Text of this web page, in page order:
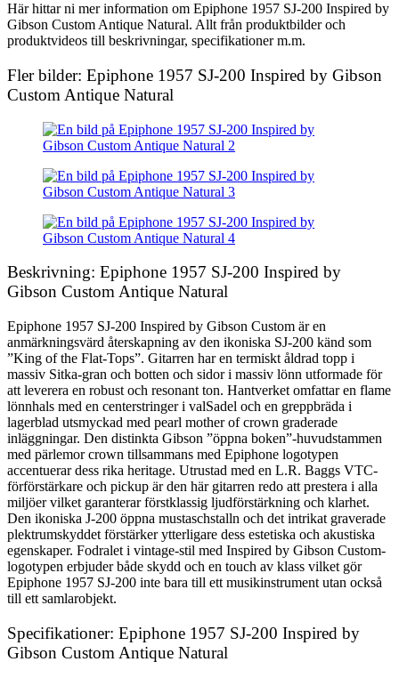
Här hittar ni mer information om Epiphone 1957 SJ-200 Inspired by
Gibson Custom Antique Natural. Allt från produktbilder och
produktvideos till beskrivningar, specifikationer m.m.
Fler bilder: Epiphone 1957 SJ-200 Inspired by Gibson
Custom Antique Natural
Beskrivning: Epiphone 1957 SJ-200 Inspired by
Gibson Custom Antique Natural
Epiphone 1957 SJ-200 Inspired by Gibson Custom är en
anmärkningsvärd återskapning av den ikoniska SJ-200 känd som
”King of the Flat-Tops”. Gitarren har en termiskt åldrad topp i
massiv Sitka-gran och botten och sidor i massiv lönn utformade för
att leverera en robust och resonant ton. Hantverket omfattar en flame
lönnhals med en centerstringer i valSadel och en greppbräda i
lagerblad utsmyckad med pearl mother of crown graderade
inläggningar. Den distinkta Gibson ”öppna boken”-huvudstammen
med pärlemor crown tillsammans med Epiphone logotypen
accentuerar dess rika heritage. Utrustad med en L.R. Baggs VTC-
förförstärkare och pickup är den här gitarren redo att prestera i alla
miljöer vilket garanterar förstklassig ljudförstärkning och klarhet.
Den ikoniska J-200 öppna mustaschstalln och det intrikat graverade
plektrumskyddet förstärker ytterligare dess estetiska och akustiska
egenskaper. Fodralet i vintage-stil med Inspired by Gibson Custom-
logotypen erbjuder både skydd och en touch av klass vilket gör
Epiphone 1957 SJ-200 inte bara till ett musikinstrument utan också
till ett samlarobjekt.
Specifikationer: Epiphone 1957 SJ-200 Inspired by
Gibson Custom Antique Natural